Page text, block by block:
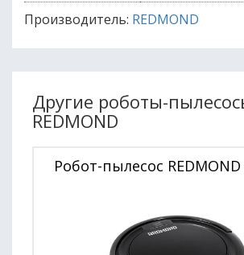
Производитель: REDMOND
Другие роботы-
REDMOND
Робот-пылесос REDMOND